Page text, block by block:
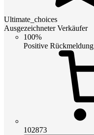
Ultimate_choices
Ausgezeichneter Verkäufer
100%
Positive Rückmeldung
102873